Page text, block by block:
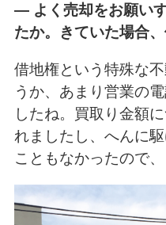
― よく売却をお願い
たか。きていた場合
借地権という特殊な
うか、あまり営業の
したね。買取り金額
れましたし、へんに
こともなかったので